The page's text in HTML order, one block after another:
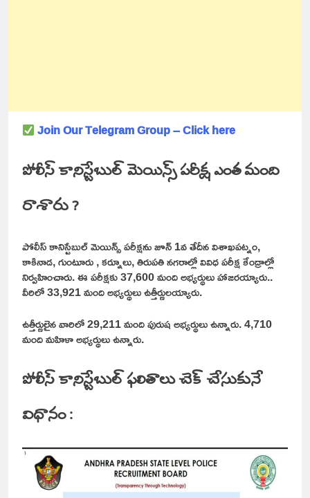
Join Our Telegram Group – Click here
పోలీస్ కానిస్టేబుల్ మెయిన్స్ పరీక్ష ఎంత మంది
రాశారు ?
పోలీస్ కానిస్టేబుల్ మెయిన్స్ పరీక్షను జూన్ 1వ తేదీన విశాఖపట్నం,
కాకినాడ, గుంటూరు , కర్నూలు, తిరుపతి నగరాల్లో వివిధ పరీక్ష కేంద్రాల్లో
నిర్వహించారు. ఈ పరీక్షకు 37,600 మంది అభ్యర్థులు హాజరయ్యారు..
వీరిలో 33,921 మంది అభ్యర్థులు ఉత్తీర్ణులయ్యారు.
ఉత్తీర్ణులైన వారిలో 29,211 మంది పురుష అభ్యర్థులు ఉన్నారు. 4,710
మంది మహిళా అభ్యర్థులు ఉన్నారు.
పోలీస్ కానిస్టేబుల్ ఫలితాలు చెక్ చేసుకునే
విధానం :